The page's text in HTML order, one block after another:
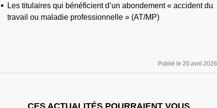
Les titulaires qui bénéficient d’un abondement « accident du
travail ou maladie professionnelle » (AT/MP)
Publié le 20 avril 2026
CES ACTUALITÉS POURRAIENT VOUS